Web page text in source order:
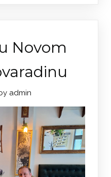
Novom
admin